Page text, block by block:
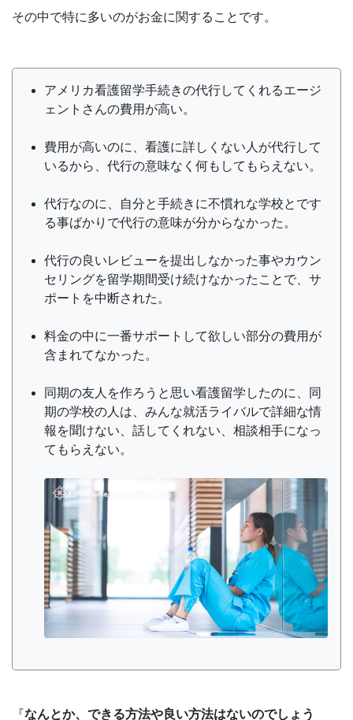
その中で特に多いのがお金に関することです。
アメリカ看護留学手続きの代行してくれるエージ
ェントさんの費用が高い。
費用が高いのに、看護に詳しくない人が代行して
いるから、代行の意味なく何もしてもらえない。
代行なのに、自分と手続きに不慣れな学校とです
る事ばかりで代行の意味が分からなかった。
代行の良いレビューを提出しなかった事やカウン
セリングを留学期間受け続けなかったことで、サ
ポートを中断された。
料金の中に一番サポートして欲しい部分の費用が
含まれてなかった。
同期の友人を作ろうと思い看護留学したのに、同
期の学校の人は、みんな就活ライバルで詳細な情
報を聞けない、話してくれない、相談相手になっ
てもらえない。
『なんとか、できる方法や良い方法はないのでしょう